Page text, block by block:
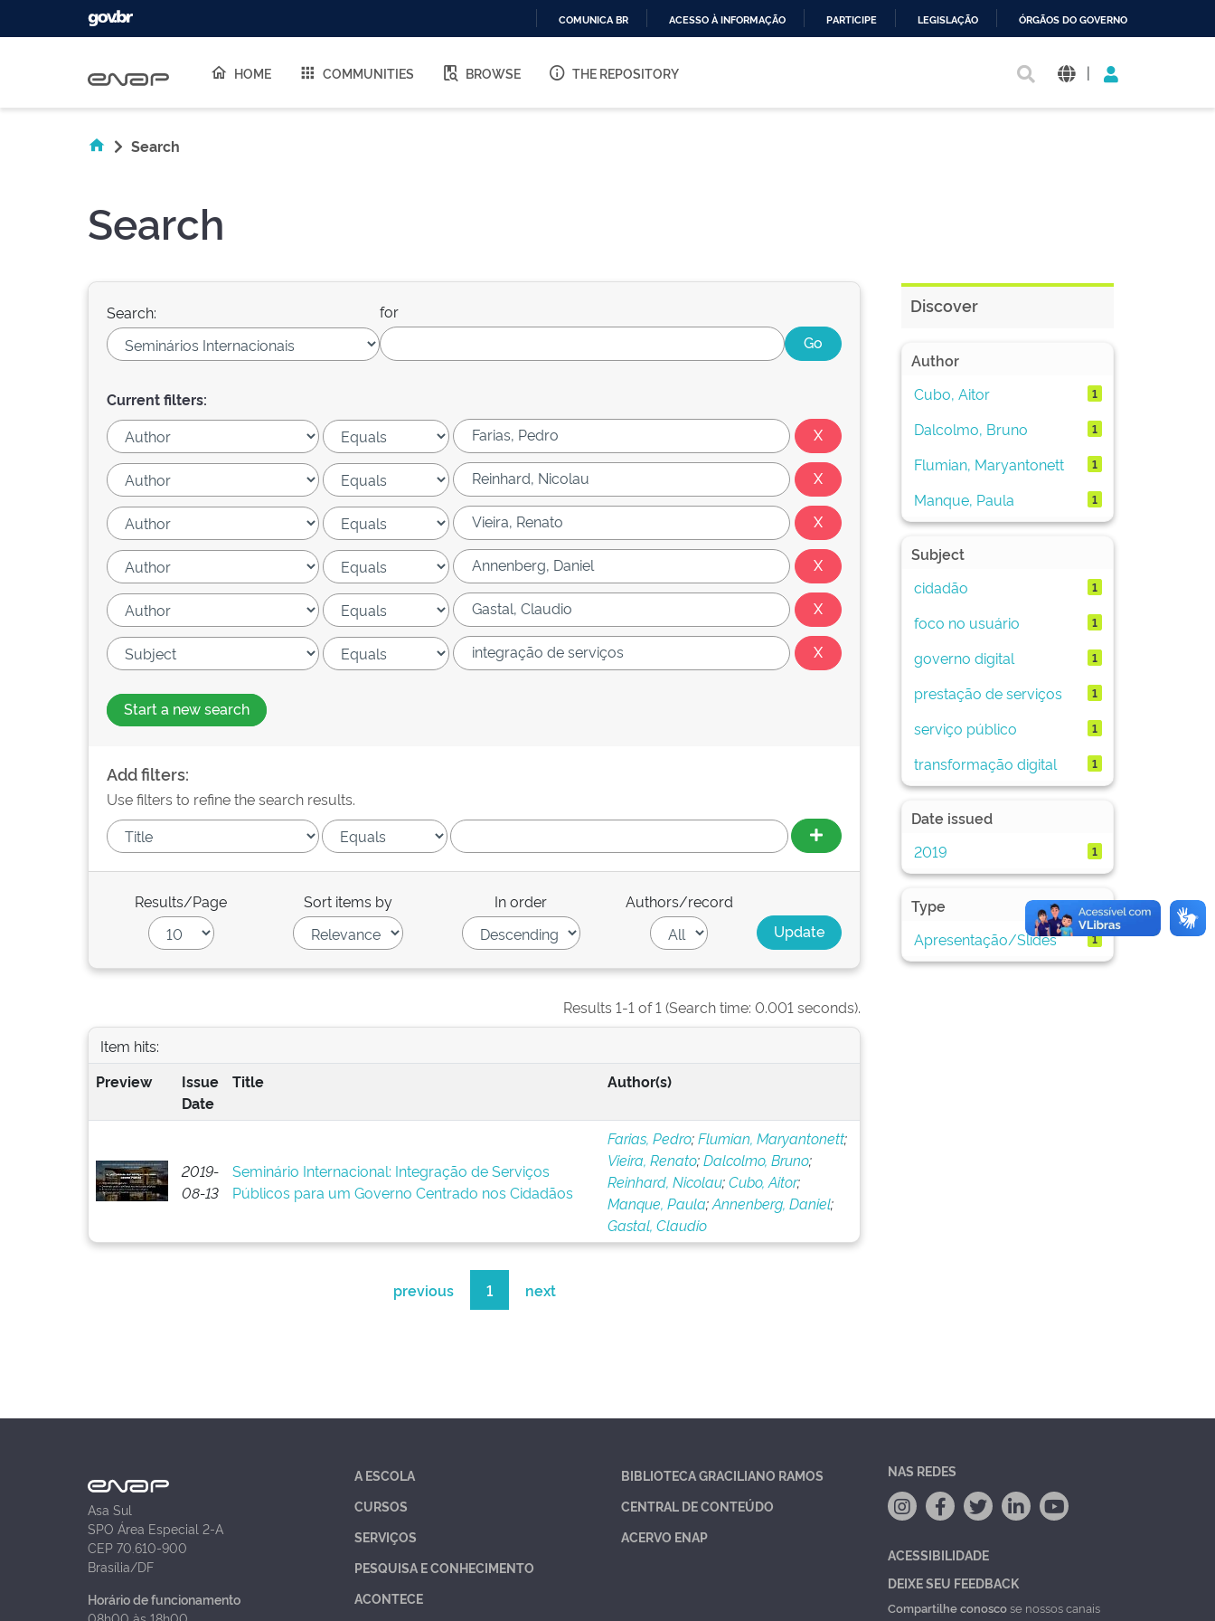
O
COMUNICA BR ACESSO À INFORMAÇÃO PARTICIPE LEGISLAÇÃO ÓRGÃOS DO GOVERNO
HOME COMMUNITIES BROWSE THE REPOSITORY |
Search
Search
Search: for
Current filters:
Start a new search
Add filters:
Use filters to refine the search results.
Results/Page Sort items by In order Authors/record
Results 1-1 of 1 (Search time: 0.001 seconds).
Item hits:
Preview
Issue
Date
Title Author(s)
2019-
08-13
Seminário Internacional: Integração de Serviços
Públicos para um Governo Centrado nos Cidadãos
Farias, Pedro;Flumian, Maryantonett;
Vieira, Renato;Dalcolmo, Bruno;
Reinhard, Nicolau;Cubo, Aitor;
Manque, Paula;Annenberg, Daniel;
Gastal, Claudio
previous 1 next
Discover
Author
Cubo, Aitor
1
Dalcolmo, Bruno 1
Flumian, Maryantonett 1
Manque, Paula 1
Subject
cidadão
1
foco no usuário 1
governo digital 1
prestação de serviços 1
serviço público 1
transformação digital 1
Date issued
2019
1
Type
Apresentação/Slides
1
Asa Sul
SPO Área Especial 2-A
CEP 70.610-900
Brasília/DF
Horário de funcionamento
A ESCOLA
CURSOS
SERVIÇOS
PESQUISA E CONHECIMENTO
ACONTECE
BIBLIOTECA GRACILIANO RAMOS
CENTRAL DE CONTEÚDO
ACERVO ENAP
NAS REDES
ACESSIBILIDADE
DEIXE SEU FEEDBACK
Compartilhe conoscose nossos canais